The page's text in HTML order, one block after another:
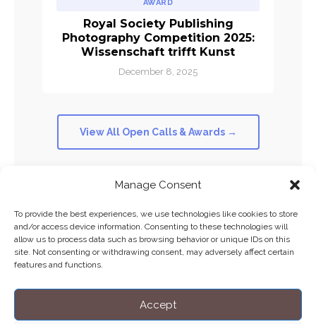
Manage Consent
To provide the best experiences, we use technologies like cookies to store
and/or access device information. Consenting to these technologies will
allow us to process data such as browsing behavior or unique IDs on this
site. Not consenting or withdrawing consent, may adversely affect certain
features and functions.
Accept
AWARD
Royal Society Publishing
Photography Competition 2025:
Wissenschaft trifft Kunst
December 8, 2025
View All Open Calls & Awards →
Home
Datenschutzerklärung
Impressum
Cookie Policy (EU)